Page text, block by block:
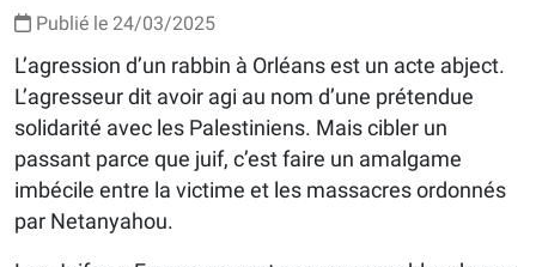
Publié le 24/03/2025
L’agression d’un rabbin à Orléans est un acte abject.
L’agresseur dit avoir agi au nom d’une prétendue
solidarité avec les Palestiniens. Mais cibler un
passant parce que juif, c’est faire un amalgame
imbécile entre la victime et les massacres ordonnés
par Netanyahou.